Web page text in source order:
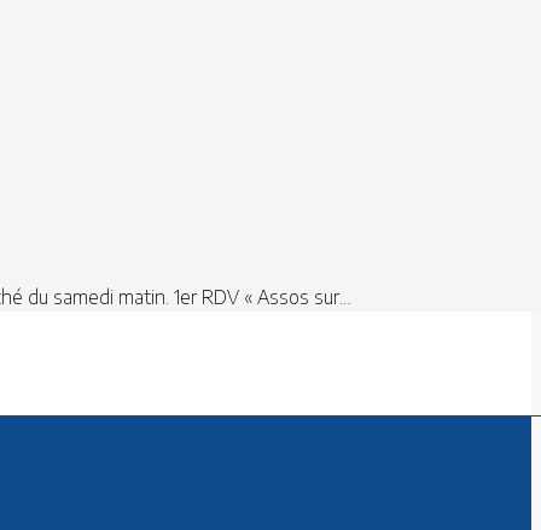
du samedi matin. 1er RDV « Assos sur…